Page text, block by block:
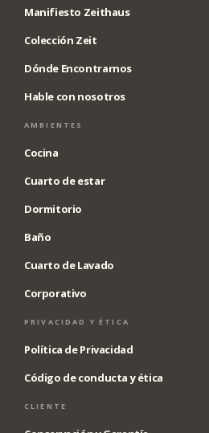
Manifiesto Zeithaus
Colección Zeit
Dónde Encontrarnos
Hable con nosotros
AMBIENTES
Cocina
Cuarto de estar
Dormitorio
Baño
Cuarto de Lavado
Corporativo
PRIVACIDAD Y ÉTICA
Política de Privacidad
Código de conducta y ética
CLIENTE